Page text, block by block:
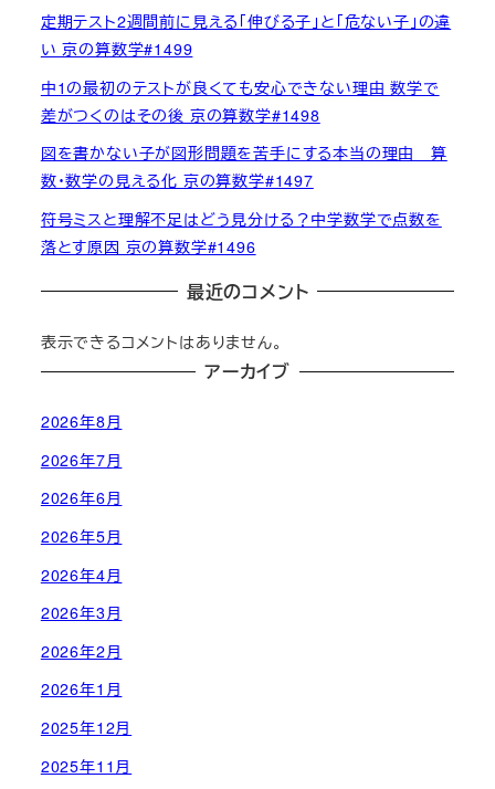
定期テスト2週間前に見える「伸びる子」と「危ない子」の違
い 京の算数学#1499
中1の最初のテストが良くても安心できない理由 数学で
差がつくのはその後 京の算数学#1498
図を書かない子が図形問題を苦手にする本当の理由 算
数・数学の見える化 京の算数学#1497
符号ミスと理解不足はどう見分ける？中学数学で点数を
落とす原因 京の算数学#1496
最近のコメント
表示できるコメントはありません。
アーカイブ
2026年8月
2026年7月
2026年6月
2026年5月
2026年4月
2026年3月
2026年2月
2026年1月
2025年12月
2025年11月